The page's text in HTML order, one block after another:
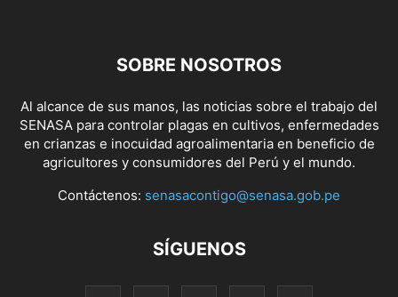
SOBRE NOSOTROS
Al alcance de sus manos, las noticias sobre el trabajo del
SENASA para controlar plagas en cultivos, enfermedades
en crianzas e inocuidad agroalimentaria en beneficio de
agricultores y consumidores del Perú y el mundo.
Contáctenos: senasacontigo@senasa.gob.pe
SÍGUENOS